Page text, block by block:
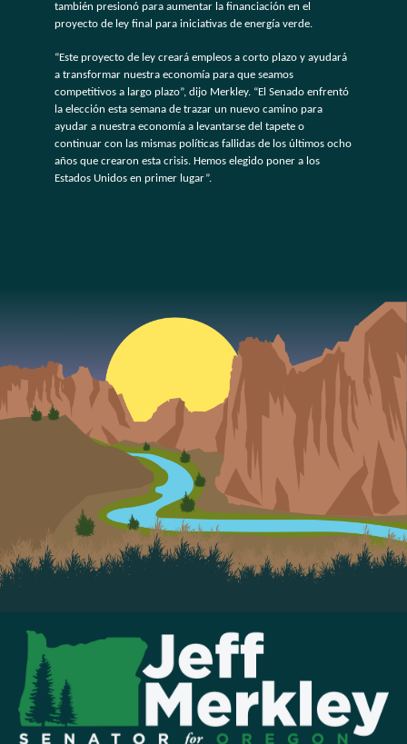
también presionó para aumentar la financiación en el
proyecto de ley final para iniciativas de energía verde.
“Este proyecto de ley creará empleos a corto plazo y ayudará
a transformar nuestra economía para que seamos
competitivos a largo plazo”, dijo Merkley. “El Senado enfrentó
la elección esta semana de trazar un nuevo camino para
ayudar a nuestra economía a levantarse del tapete o
continuar con las mismas políticas fallidas de los últimos ocho
años que crearon esta crisis. Hemos elegido poner a los
Estados Unidos en primer lugar”.